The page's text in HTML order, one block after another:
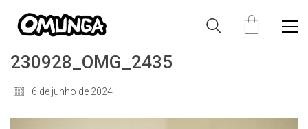
230928_OMG_2435
6 de junho de 2024